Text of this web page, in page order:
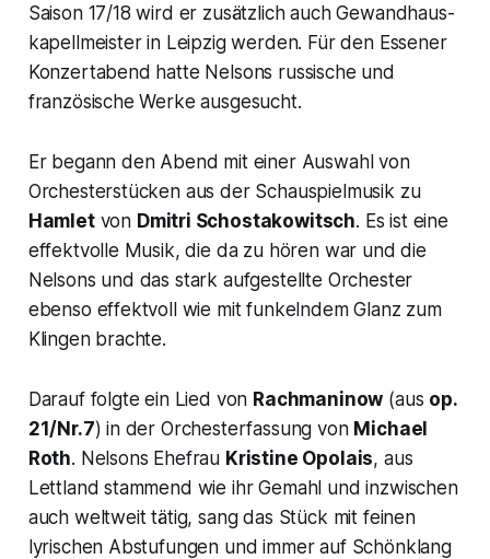
Saison 17/18 wird er zusätzlich auch Gewandhaus-
kapellmeister in Leipzig werden. Für den Essener
Konzertabend hatte Nelsons russische und
französische Werke ausgesucht.
Er begann den Abend mit einer Auswahl von
Orchesterstücken aus der Schauspielmusik zu
Hamletvon Dmitri Schostakowitsch. Es ist eine
effektvolle Musik, die da zu hören war und die
Nelsons und das stark aufgestellte Orchester
ebenso effektvoll wie mit funkelndem Glanz zum
Klingen brachte.
Darauf folgte ein Lied von Rachmaninow (aus op.
21/Nr.7) in der Orchesterfassung von Michael
Roth. Nelsons Ehefrau Kristine Opolais, aus
Lettland stammend wie ihr Gemahl und inzwischen
auch weltweit tätig, sang das Stück mit feinen
lyrischen Abstufungen und immer auf Schönklang